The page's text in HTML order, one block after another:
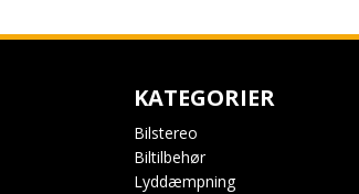
KATEGORIER
Bilstereo
Biltilbehør
Lyddæmpning